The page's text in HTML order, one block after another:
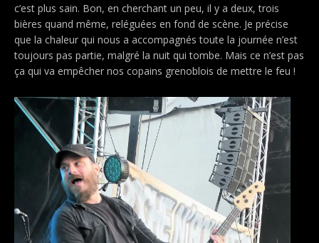
c’est plus sain. Bon, en cherchant un peu, il y a deux, trois
bières quand même, reléguées en fond de scène. Je précise
que la chaleur qui nous a accompagnés toute la journée n’est
toujours pas partie, malgré la nuit qui tombe. Mais ce n’est pas
ça qui va empêcher nos copains grenoblois de mettre le feu !